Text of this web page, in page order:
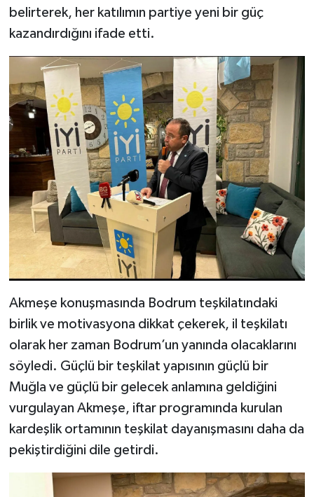
belirterek, her katılımın partiye yeni bir güç
kazandırdığını ifade etti.
Akmeşe konuşmasında Bodrum teşkilatındaki
birlik ve motivasyona dikkat çekerek, il teşkilatı
olarak her zaman Bodrum’un yanında olacaklarını
söyledi. Güçlü bir teşkilat yapısının güçlü bir
Muğla ve güçlü bir gelecek anlamına geldiğini
vurgulayan Akmeşe, iftar programında kurulan
kardeşlik ortamının teşkilat dayanışmasını daha da
pekiştirdiğini dile getirdi.